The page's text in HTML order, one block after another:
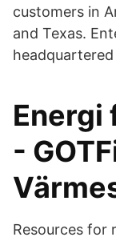
customers in
and Texas.
Energi
-
Resources for